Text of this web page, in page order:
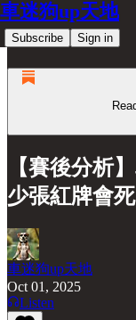
車迷狗up天地
Subscribe Sign in
【賽後分析
少張紅牌會死
車迷狗up天地
Oct 01, 2025
Listen